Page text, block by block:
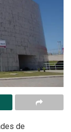
de